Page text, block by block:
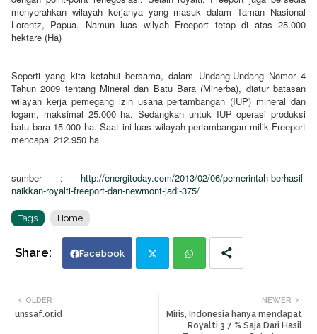
menyerahkan wilayah kerjanya yang masuk dalam Taman Nasional
Lorentz, Papua. Namun luas wilyah Freeport tetap di atas 25.000
hektare (Ha)
Seperti yang kita ketahui bersama, dalam Undang-Undang Nomor 4
Tahun 2009 tentang Mineral dan Batu Bara (Minerba), diatur batasan
wilayah kerja pemegang izin usaha pertambangan (IUP) mineral dan
logam, maksimal 25.000 ha. Sedangkan untuk IUP operasi produksi
batu bara 15.000 ha. Saat ini luas wilayah pertambangan milik Freeport
mencapai 212.950 ha
sumber : http://energitoday.com/2013/02/06/pemerintah-berhasil-
naikkan-royalti-freeport-dan-newmont-jadi-375/
Tags Home
Facebook
ats
NEWER
Miris, Indonesia hanya mendapat
Royalti 3,7 % Saja Dari Hasil
OLDER
unssaf.or.id